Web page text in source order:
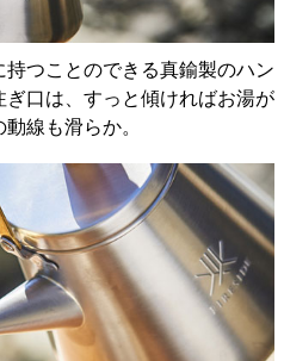
つことのできる真鍮製のハン
ぎ口は、すっと傾ければお湯が
線も滑らか。